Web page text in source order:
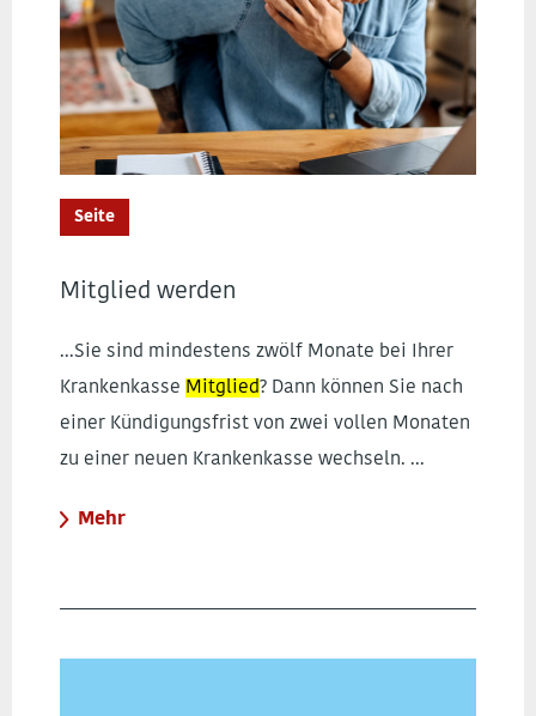
Seite
Mitglied werden
...Sie sind mindestens zwölf Monate bei Ihrer
Krankenkasse Mitglied? Dann können Sie nach
einer Kündigungsfrist von zwei vollen Monaten
zu einer neuen Krankenkasse wechseln. ...
Mehr